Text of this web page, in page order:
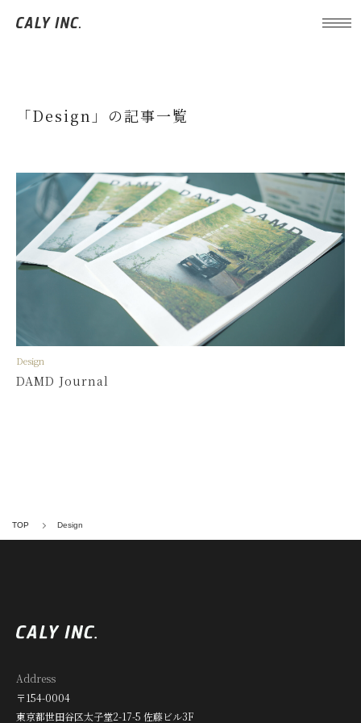
「Design」の記事一覧
Design
DAMD Journal
TOP Design
Address
〒154-0004
東京都世田谷区太子堂2-17-5 佐藤ビル3F